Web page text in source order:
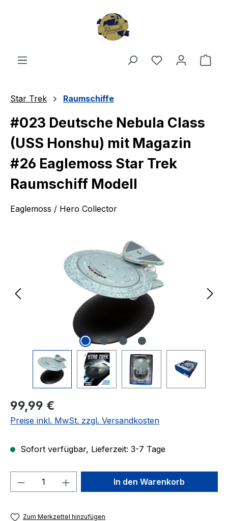
Du hast 0
Star Trek Raumschiffe
#023 Deutsche Nebula Class
(USS Honshu) mit Magazin
#26 Eaglemoss Star Trek
Raumschiff Modell
Eaglemoss / Hero Collector
Regulärer Preis:
99,99 €
Preise inkl. MwSt. zzgl. Versandkosten
Sofort verfügbar, Lieferzeit: 3-7 Tage
Produkt Anzahl: Gib denIn den Warenkorb
Zum Merkzettel hinzufügen